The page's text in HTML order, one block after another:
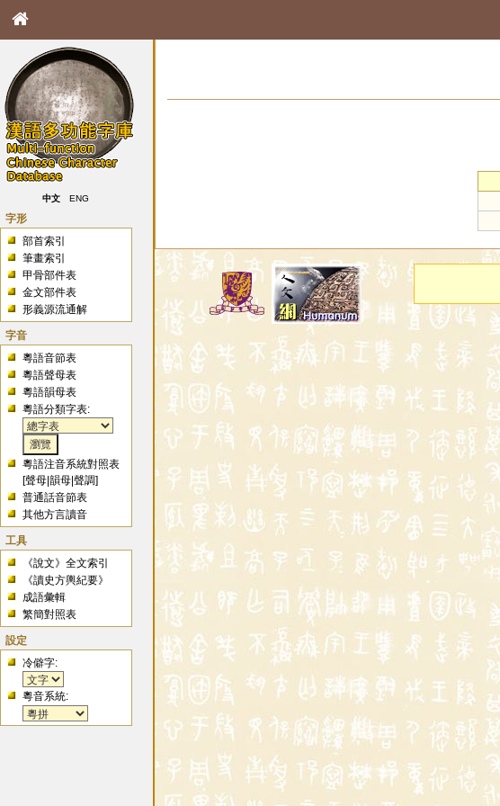
中文 ENG
字形
部首索引
筆畫索引
甲骨部件表
金文部件表
形義源流通解
字音
粵語音節表
粵語聲母表
粵語韻母表
粵語分類字表:
粵語注音系統對照表
[聲母 |韻母 |聲調]
普通話音節表
其他方言讀音
工具
《說文》全文索引
《讀史方輿紀要》
成語彙輯
繁簡對照表
設定
冷僻字:
粵音系統: